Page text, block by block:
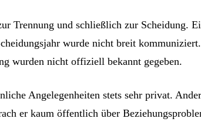
Trennung und schließlich zur Scheidung.
wurde nicht breit
wurden nicht offiziell bekannt gegeben.
Angelegenheiten stets sehr privat.
er kaum öffentlich über